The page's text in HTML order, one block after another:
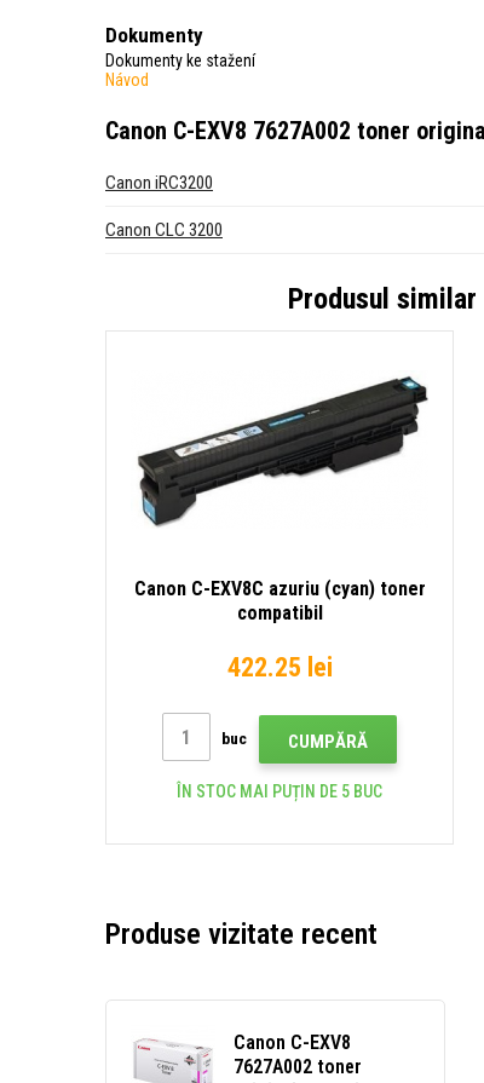
Dokumenty
Dokumenty ke stažení
Návod
Canon C-EXV8 7627A002 toner
Canon iRC3200
Canon CLC 3200
Produsul
Canon C-EXV8C azuriu (cyan) toner
compatibil
422.25 lei
buc CUMPĂRĂ
ÎN STOC MAI PUȚIN DE 5 BUC
Produse vizitate recent
Canon C-EXV8
7627A002 toner